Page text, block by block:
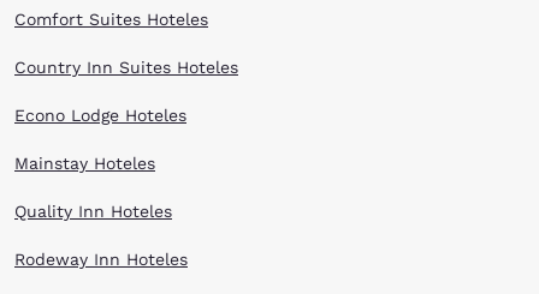
Comfort Suites Hoteles
Country Inn Suites Hoteles
Econo Lodge Hoteles
Mainstay Hoteles
Quality Inn Hoteles
Rodeway Inn Hoteles